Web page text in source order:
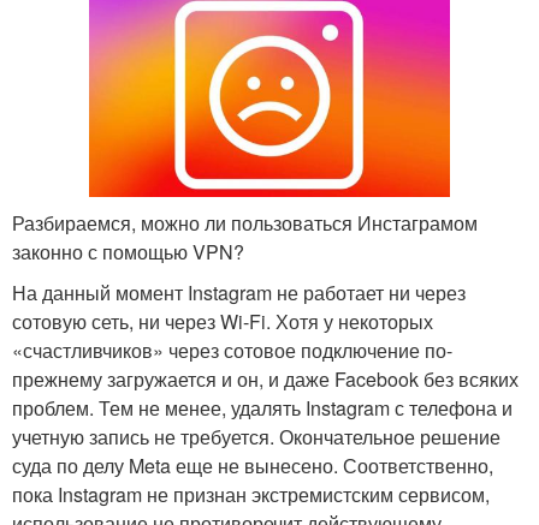
Разбираемся, можно ли пользоваться Инстаграмом
законно с помощью VPN?
На данный момент Instagram не работает ни через
сотовую сеть, ни через Wi-Fi. Хотя у некоторых
«счастливчиков» через сотовое подключение по-
прежнему загружается и он, и даже Facebook без всяких
проблем. Тем не менее, удалять Instagram с телефона и
учетную запись не требуется. Окончательное решение
суда по делу Meta еще не вынесено. Соответственно,
пока Instagram не признан экстремистским сервисом,